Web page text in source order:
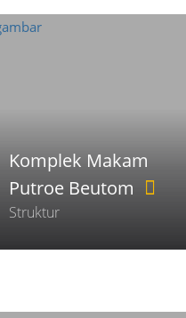
Komplek Makam
Putroe Beutom
Struktur